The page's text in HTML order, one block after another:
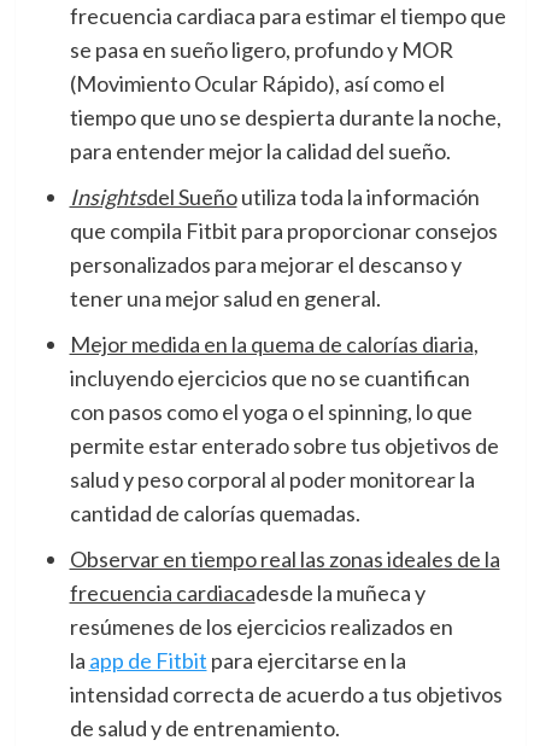
frecuencia cardiaca para estimar el tiempo que
se pasa en sueño ligero, profundo y MOR
(Movimiento Ocular Rápido), así como el
tiempo que uno se despierta durante la noche,
para entender mejor la calidad del sueño.
Insightsdel Sueñoutiliza toda la información
que compila Fitbit para proporcionar consejos
personalizados para mejorar el descanso y
tener una mejor salud en general.
Mejor medida en la quema de calorías diaria,
incluyendo ejercicios que no se cuantifican
con pasos como el yoga o el spinning, lo que
permite estar enterado sobre tus objetivos de
salud y peso corporal al poder monitorear la
cantidad de calorías quemadas.
Observar en tiempo real las zonas ideales de la
frecuencia cardiacadesde la muñeca y
resúmenes de los ejercicios realizados en
la app de Fitbit para ejercitarse en la
intensidad correcta de acuerdo a tus objetivos
de salud y de entrenamiento.